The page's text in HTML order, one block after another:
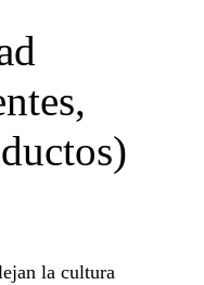
la cultura